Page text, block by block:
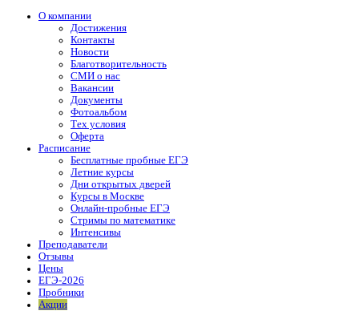
О компании
Достижения
Контакты
Новости
Благотворительность
СМИ о нас
Вакансии
Документы
Фотоальбом
Тех условия
Оферта
Расписание
Бесплатные пробные ЕГЭ
Летние курсы
Дни открытых дверей
Курсы в Москве
Онлайн-пробные ЕГЭ
Стримы по математике
Интенсивы
Преподаватели
Отзывы
Цены
ЕГЭ-2026
Пробники
Акции